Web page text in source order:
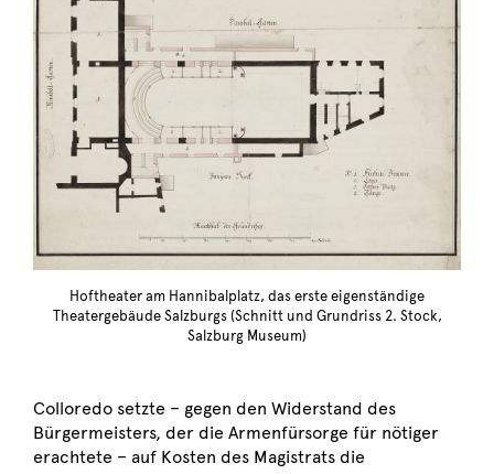
Hoftheater am Hannibalplatz, das erste eigenständige
Theatergebäude Salzburgs (Schnitt und Grundriss 2. Stock,
Salzburg Museum)
Colloredo setzte – gegen den Widerstand des
Bürgermeisters, der die Armenfürsorge für nötiger
erachtete – auf Kosten des Magistrats die